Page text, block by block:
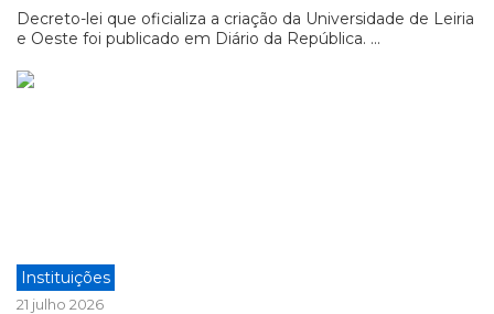
Decreto-lei que oficializa a criação da Universidade de Leiria
e Oeste foi publicado em Diário da República. ...
Instituições
21 julho 2026